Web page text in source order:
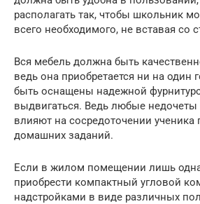
располагать так, чтобы школьник
всего необходимого, не вставая со
Вся мебель должна быть
ведь она приобретается ни на
быть оснащены надежной
выдвигаться. Ведь любые
влияют на сосредоточении
домашних заданий.
Если в жилом помещении лишь
приобрести компактный угловой
надстройками в виде различных